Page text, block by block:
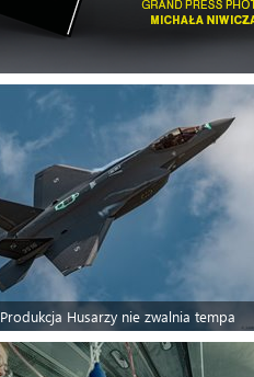
Produkcja Husarzy nie zwalnia tempa